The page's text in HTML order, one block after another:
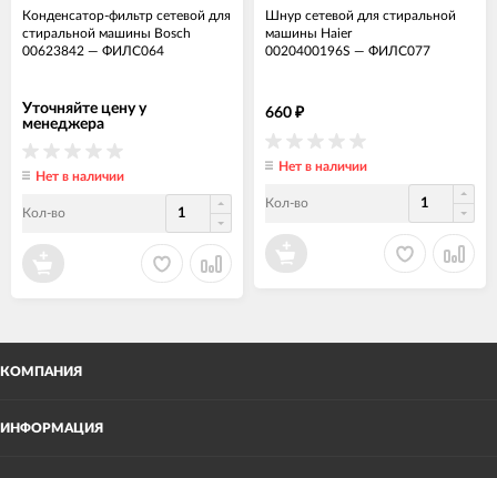
Конденсатор-фильтр сетевой для
стиральной машины Bosch
00623842 — ФИЛС064
Уточняйте цену у
менеджера
Нет в наличии
Кол-во
Шнур сетевой для стиральной
машины Haier
0020400196S — ФИЛС077
660 ₽
Нет в наличии
Кол-во
КОМПАНИЯ
ИНФОРМАЦИЯ